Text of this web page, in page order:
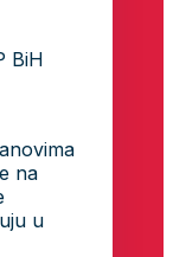
BiH
na
u